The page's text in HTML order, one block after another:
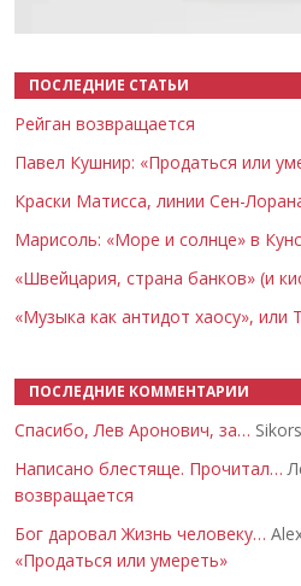
ПОСЛЕДНИЕ СТАТЬИ
Рейган возвращается
Павел Кушнир: «Продаться или
Краски Матисса, линии Сен-
Марисоль: «Море и солнце» в
«Швейцария, страна банков» (и
«Музыка как антидот хаосу», или
ПОСЛЕДНИЕ КОММЕНТАРИИ
Спасибо, Лев Аронович, за…
Написано блестяще. Прочитал…
возвращается
Бог даровал Жизнь человеку…
«Продаться или умереть»